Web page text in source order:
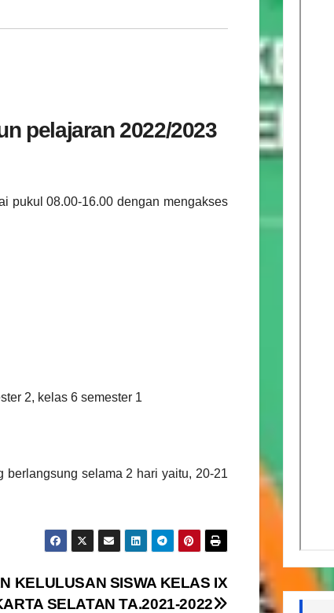
pelajaran 2022/2023
pukul 08.00-16.00 dengan mengakses
2, kelas 6 semester 1
berlangsung selama 2 hari yaitu, 20-21
KELULUSAN SISWA KELAS IX
SELATAN TA.2021-2022